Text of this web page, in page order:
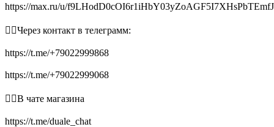
https://max.ru/u/
👉🏻Через контакт в телеграмм:
https://t.me/+79022999868
https://t.me/+79022999068
👉🏻В чате магазина
https://t.me/duale_chat